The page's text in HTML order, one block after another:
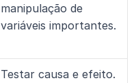
manipulação de
variáveis importantes.
Testar causa e efeito.